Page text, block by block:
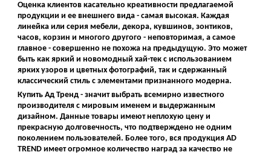
Оценка клиентов касательно креативности предлагаемой
продукции и ее внешнего вида - самая высокая. Каждая
линейка или серия мебели, декора, кувшинов, зонтиков,
часов, корзин и многого другого - неповторимая, а самое
главное - совершенно не похожа на предыдущую. Это может
быть как яркий и новомодный хай-тек с использованием
ярких узоров и цветных фотографий, так и сдержанный
классический стиль с элементами признанного модерна.
Купить Ад Тренд - значит выбрать всемирно известного
производителя с мировым именем и выдержанным
дизайном. Данные товары имеют неплохую цену и
прекрасную долговечность, что подтверждено не одним
поколением пользователей. Более того, вся продукция AD
TREND имеет огромное количество наград за качество не